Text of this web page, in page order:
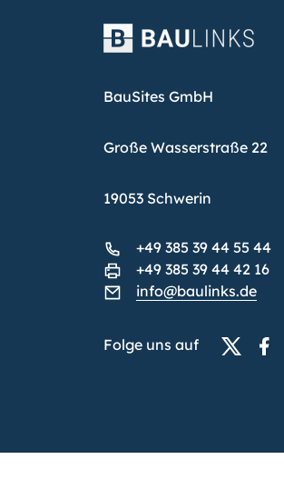
BauSites GmbH
Große Wasserstraße 22
19053 Schwerin
+49 385 39 44 55 44
+49 385 39 44 42 16
info@baulinks.de
Folge uns auf